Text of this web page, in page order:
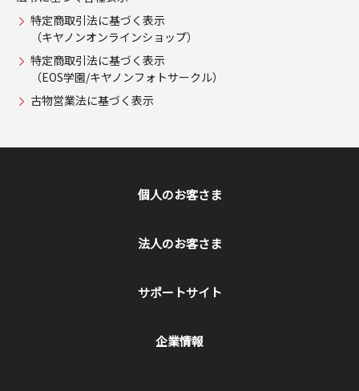
特定商取引法に基づく表示
（キヤノンオンラインショップ）
特定商取引法に基づく表示
（EOS学園/キヤノンフォトサークル）
古物営業法に基づく表示
個人のお客さま
法人のお客さま
サポートサイト
企業情報